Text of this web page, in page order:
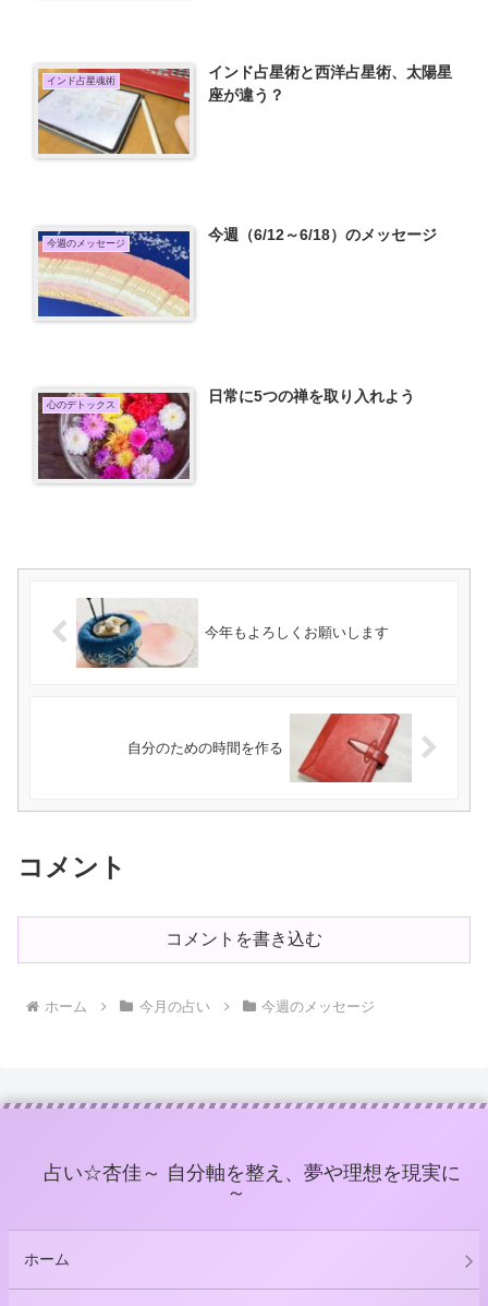
インド占星魂術
インド占星術と西洋占星術、太陽星
座が違う？
今週のメッセージ 今週（6/12～6/18）のメッセージ
心のデトックス 日常に5つの禅を取り入れよう
今年もよろしくお願いします
自分のための時間を作る
コメント
コメントを書き込む
ホーム 今月の占い 今週のメッセージ
占い☆杏佳～ 自分軸を整え、夢や理想を現実に
～
ホーム